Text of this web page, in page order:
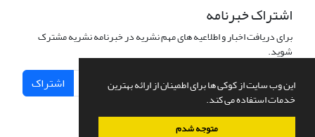
این وب سایت از کوکی ها برای اطمینان از ارائه بهترین
خدمات استفاده می کند.
متوجه شدم
اشتراک خبرنامه
برای دریافت اخبار و اطلاعیه های مهم نشریه در خبرنامه نشریه مشترک
شوید.
اشتراک